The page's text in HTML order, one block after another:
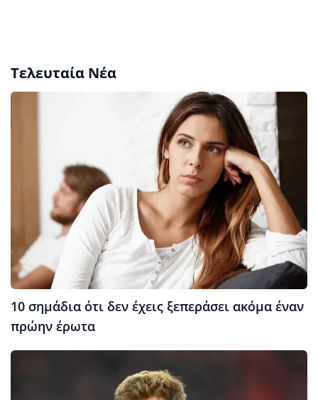
Τελευταία Νέα
10 σημάδια ότι δεν έχεις ξεπεράσει ακόμα έναν
πρώην έρωτα